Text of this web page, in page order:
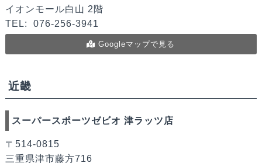
イオンモール白山 2階
TEL:
076-256-3941
Googleマップで見る
近畿
スーパースポーツゼビオ 津ラッツ店
〒514-0815
三重県津市藤方716